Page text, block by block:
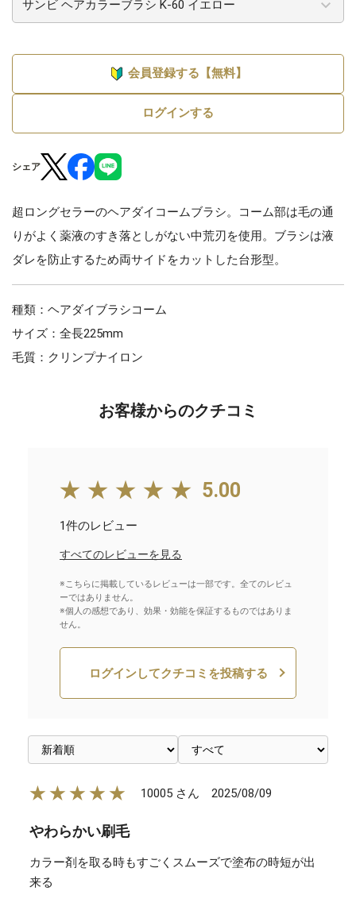
会員登録する【無料】
ログインする
シェア
超ロングセラーのヘアダイコームブラシ。コーム部は毛の通
りがよく薬液のすき落としがない中荒刃を使用。ブラシは液
ダレを防止するため両サイドをカットした台形型。
種類：ヘアダイブラシコーム
サイズ：全長225mm
毛質：クリンプナイロン
お客様からのクチコミ
★★★★★ 5.00
1件のレビュー
すべてのレビューを見る
※こちらに掲載しているレビューは一部です。全てのレビュ
ーではありません。
※個人の感想であり、効果・効能を保証するものではありま
せん。
ログインしてクチコミを投稿する
★★★★★ 10005 さん 2025/08/09
やわらかい刷毛
カラー剤を取る時もすごくスムーズで塗布の時短が出
来る